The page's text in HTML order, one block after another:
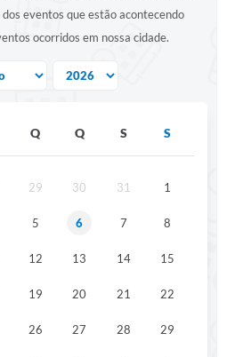
eventos que estão acontecendo
ocorridos em nossa cidade.
Q Q S S
29 30 31 1
5 6 7 8
12 13 14 15
19 20 21 22
26 27 28 29